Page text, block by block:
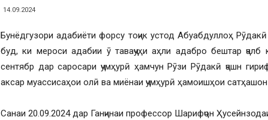
14.09.2024
Бунёдгузори адабиёти форсу тоҷик устод Абуабдуллоҳ
буд, ки мероси адабии ӯ таваҷҷуҳи аҳли адабро бештар
сентябр дар саросари ҷумҳурӣ ҳамчун Рӯзи Рӯдакӣ ҷашн
аксар муассисаҳои олӣ ва миёнаи ҷумҳурӣ ҳамоишҳои
Санаи 20.09.2024 дар Ганҷинаи профессор Шарифҷон